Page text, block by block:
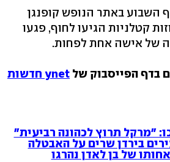
השבוע באתר הנופש קופנגן
קטלניות הגיעו לחוף, פגעו
של אישה אחת לפחות.
בדף הפייסבוק של
ynet חדשות
"מרקל תרוץ לכהונה רביעית"
בירדן שרים על האבטלה
של בן לאדן נהרגו